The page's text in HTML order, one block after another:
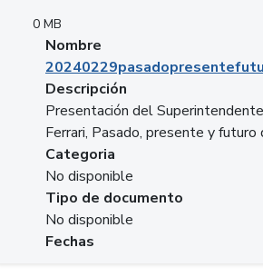
0 MB
Nombre
Descripción
Presentación del
Ferrari, Pasado, presente y futuro
Categoria
No disponible
Tipo de documento
No disponible
Fechas